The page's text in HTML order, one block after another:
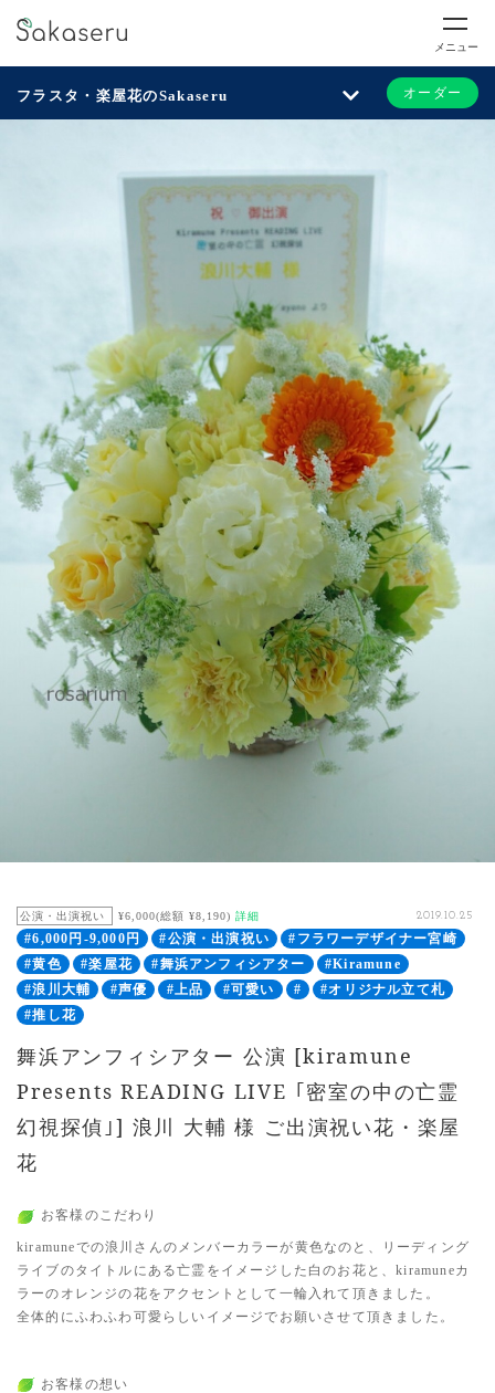
メニュー
フラスタ・楽屋花のSakaseru オーダー
公演・出演祝い ¥6,000(総額 ¥8,190) 詳細 2019.10.25
#6,000円-9,000円 #公演・出演祝い
#フラワーデザイナー宮崎
#黄色
#楽屋花 #舞浜アンフィシアター
#Kiramune
#浪川大輔
#声優 #上品 #可愛い #
#オリジナル立て札
#推し花
舞浜アンフィシアター 公演 [kiramune
Presents READING LIVE ｢密室の中の亡霊
幻視探偵｣] 浪川 大輔 様 ご出演祝い花・楽屋
花
お客様のこだわり
kiramuneでの浪川さんのメンバーカラーが黄色なのと、リーディング
ライブのタイトルにある亡霊をイメージした白のお花と、kiramuneカ
ラーのオレンジの花をアクセントとして一輪入れて頂きました。
全体的にふわふわ可愛らしいイメージでお願いさせて頂きました。
お客様の想い